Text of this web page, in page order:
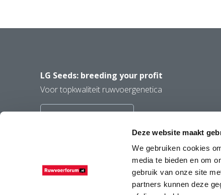
Deze website maakt
We gebruiken cookies
media te bieden en om
gebruik van onze site
partners kunnen deze
LG Seeds: breeding your profit
Voor topkwaliteit ruwvoergenetica